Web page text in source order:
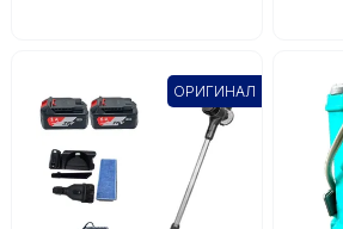
ОРИГИНАЛ